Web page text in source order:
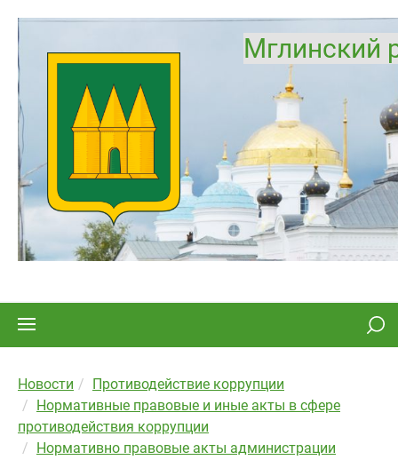
Мглинский
Новости
Противодействие коррупции
Нормативные правовые и иные акты в сфере
противодействия коррупции
Нормативно правовые акты администрации